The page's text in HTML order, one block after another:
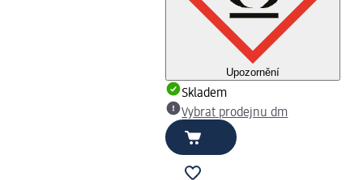
Upozornění
Skladem
Vybrat prodejnu dm